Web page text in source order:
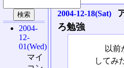
2004-12-18(Sat)
ろ勉強
以前
してみ
2004-
12-
01(Wed)
マイ